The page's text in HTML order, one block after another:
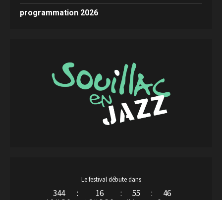
programmation 2026
Le festival débute dans
344 : 16 : 55 : 45